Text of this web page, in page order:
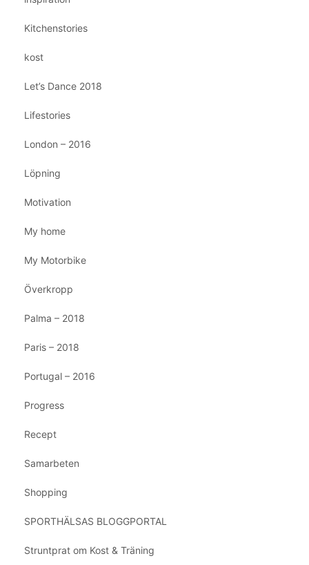
Kitchenstories
kost
Let’s Dance 2018
Lifestories
London – 2016
Löpning
Motivation
My home
My Motorbike
Överkropp
Palma – 2018
Paris – 2018
Portugal – 2016
Progress
Recept
Samarbeten
Shopping
SPORTHÄLSAS BLOGGPORTAL
Struntprat om Kost & Träning